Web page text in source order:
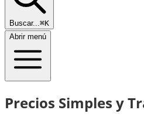
Buscar...⌘K
Abrir menú
Precios Simples y